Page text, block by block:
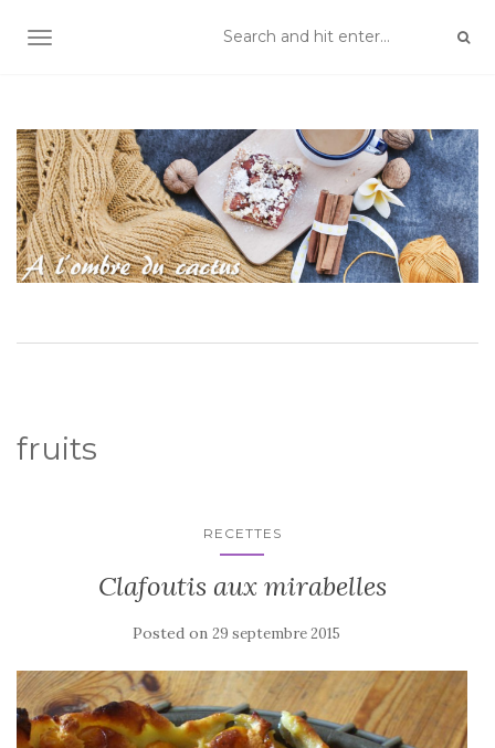
TOGGLE NAVIGATION
fruits
RECETTES
Clafoutis aux mirabelles
Posted on 29 septembre 2015